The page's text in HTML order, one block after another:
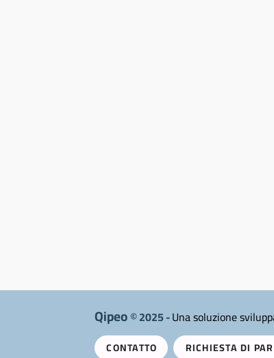
Qipeo© 2025 -Una soluzione
CONTATTO RICHIESTA DI